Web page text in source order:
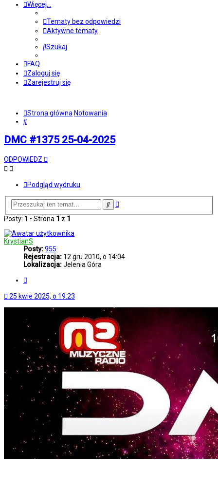
Więcej…
Tematy bez odpowiedzi
Aktywne tematy
Szukaj
FAQ
Zaloguj się
Zarejestruj się
Strona główna Notowania
Szukaj
DMC #1375 25-04-2025
ODPOWIEDZ
Podgląd wydruku
SzukajWyszukiwanie
Posty: 1 • Strona 1 z 1
KrystianS
Posty:955
Rejestracja: 12 gru 2010, o 14:04
Lokalizacja:Jelenia Góra
25 kwie 2025, o 19:23